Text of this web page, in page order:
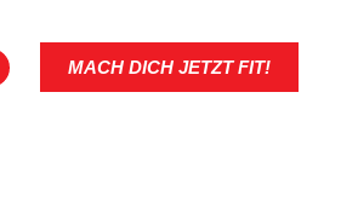
MACH DICH JETZT FIT!